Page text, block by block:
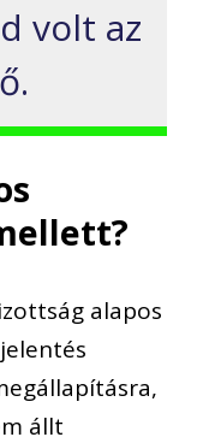
volt az
alapos
állt